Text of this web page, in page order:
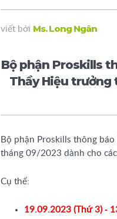
viết bởi Ms. Long Ngân
Bộ phận Proskills
Thầy Hiệu trưởng
Bộ phận Proskills thông
tháng 09/2023 dành cho
Cụ thể:
19.09.2023 (Thứ 3) -